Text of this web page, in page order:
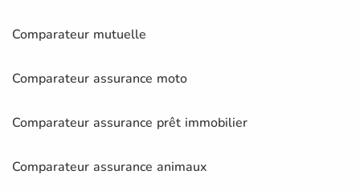
Comparateur mutuelle
Comparateur assurance moto
Comparateur assurance prêt immobilier
Comparateur assurance animaux